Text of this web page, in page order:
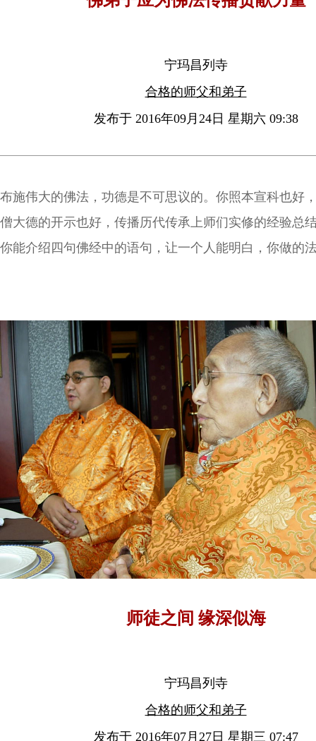
宁玛昌列寺
合格的师父和弟子
发布于 2016年09月24日 星期六 09:38
布施伟大的佛法，功德是不可思议的。你照本宣科也好
僧大德的开示也好，传播历代传承上师们实修的经验总
你能介绍四句佛经中的语句，让一个人能明白，你做的
师徒之间 缘深似海
宁玛昌列寺
合格的师父和弟子
发布于 2016年07月27日 星期三 07:47